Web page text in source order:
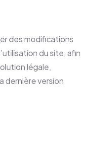
des modifications
du site, afin
légale,
dernière version